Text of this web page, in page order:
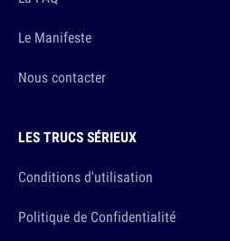
Le Manifeste
Nous contacter
LES TRUCS SÉRIEUX
Conditions d'utilisation
Politique de Confidentialité